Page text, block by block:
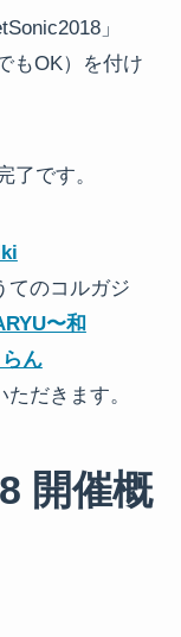
」
もOK）を付け
了です。
てのコルガジ
〜和
らん
だきます。
開催概